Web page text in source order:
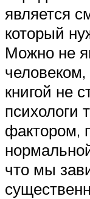
является
который
Можно не
человеком,
книгой не
психологи
фактором,
что мы